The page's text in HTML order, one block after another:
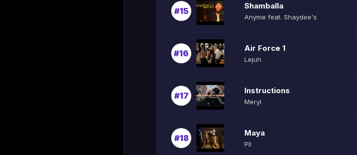
#15
Shamballa
Anyme feat. Shaydee's
#16
Air Force 1
Lejuh
#17
Instructions
Meryl
#18
Maya
Pll